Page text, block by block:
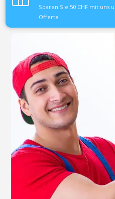
Sparen Sie 50 CHF mit
Offerte